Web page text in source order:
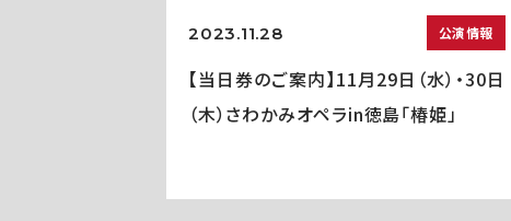
2023.11.28 公演情報
【当日券のご案内】11月29日（水）・30日
（木）さわかみオペラin徳島「椿姫」